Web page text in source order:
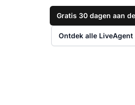
Gratis 30 dagen aan
Ontdek alle